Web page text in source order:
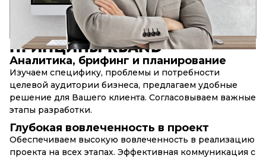
ПРИНЦИПЫRBAND
Аналитика, брифинг и планирование
Изучаем специфику, проблемы и потребности
целевой аудитории бизнеса, предлагаем удобные
решение для Вашего клиента. Согласовываем важные
этапы разработки.
Глубокая вовлеченность в проект
Обеспечиваем высокую вовлеченность в реализацию
проекта на всех этапах. Эффективная коммуникация с
17+
лет в разработке
90+
успешных web-проектов
10+
сложных web-сервисов